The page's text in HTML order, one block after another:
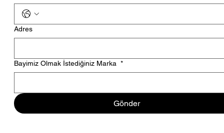
Adres
Bayimiz Olmak İstediğiniz Marka *
Gönder